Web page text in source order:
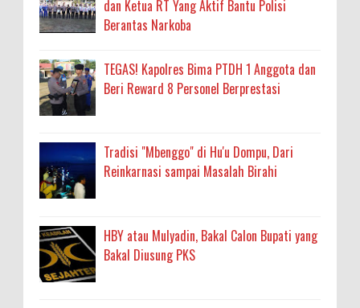
dan Ketua RT Yang Aktif Bantu Polisi
Berantas Narkoba
TEGAS! Kapolres Bima PTDH 1 Anggota dan
Beri Reward 8 Personel Berprestasi
Tradisi "Mbenggo" di Hu'u Dompu, Dari
Reinkarnasi sampai Masalah Birahi
HBY atau Mulyadin, Bakal Calon Bupati yang
Bakal Diusung PKS